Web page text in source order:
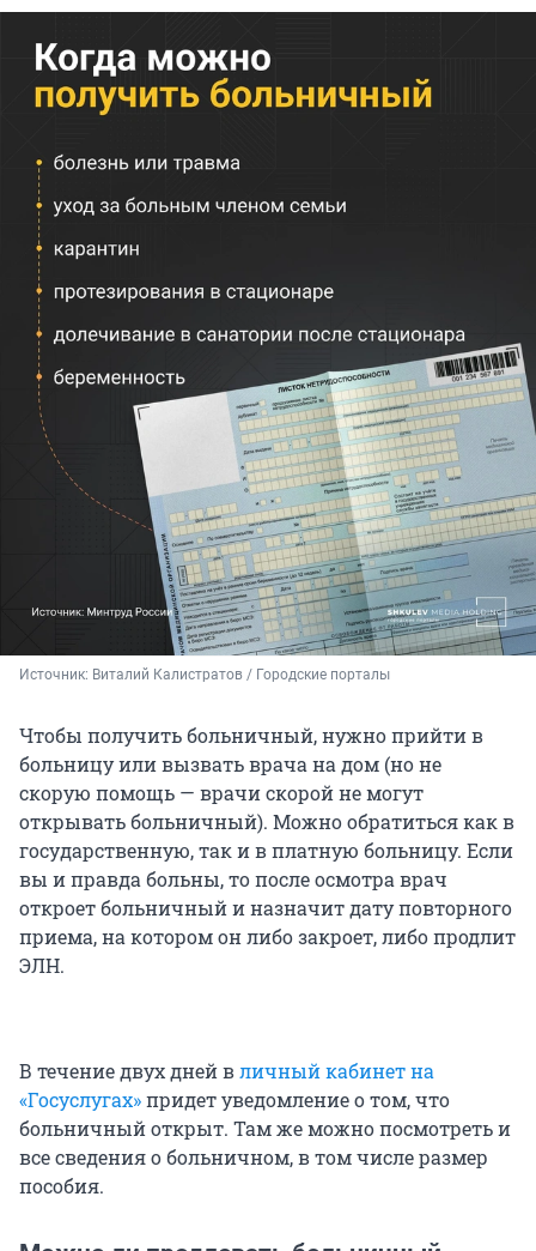
Источник: Виталий Калистратов / Городские порталы
Чтобы получить больничный, нужно прийти в
больницу или вызвать врача на дом (но не
скорую помощь — врачи скорой не могут
открывать больничный). Можно обратиться как в
государственную, так и в платную больницу. Если
вы и правда больны, то после осмотра врач
откроет больничный и назначит дату повторного
приема, на котором он либо закроет, либо продлит
ЭЛН.
В течение двух дней вличный кабинет на
«Госуслугах»придет уведомление о том, что
больничный открыт. Там же можно посмотреть и
все сведения о больничном, в том числе размер
пособия.